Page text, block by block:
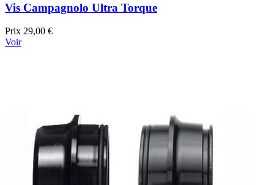
Vis Campagnolo Ultra Torque
Prix 29,00 €
Voir